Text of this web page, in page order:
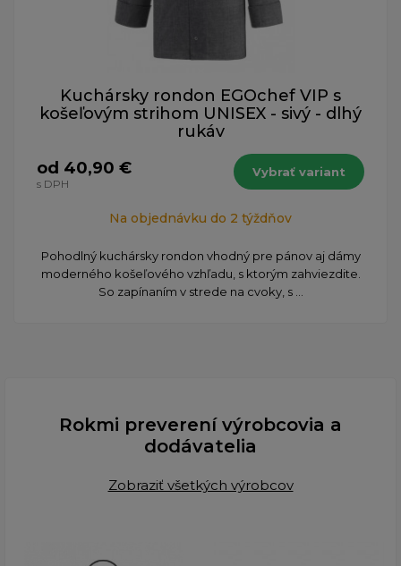
Kuchársky rondon EGOchef VIP s
košeľovým strihom UNISEX - sivý - dlhý
rukáv
od 40,90 €
s DPH
Vybrať variant
Na objednávku do 2 týždňov
Pohodlný kuchársky rondon vhodný pre pánov aj dámy
moderného košeľového vzhľadu, s ktorým zahviezdite.
So zapínaním v strede na cvoky, s ...
Rokmi preverení výrobcovia a
dodávatelia
Zobraziť všetkých výrobcov